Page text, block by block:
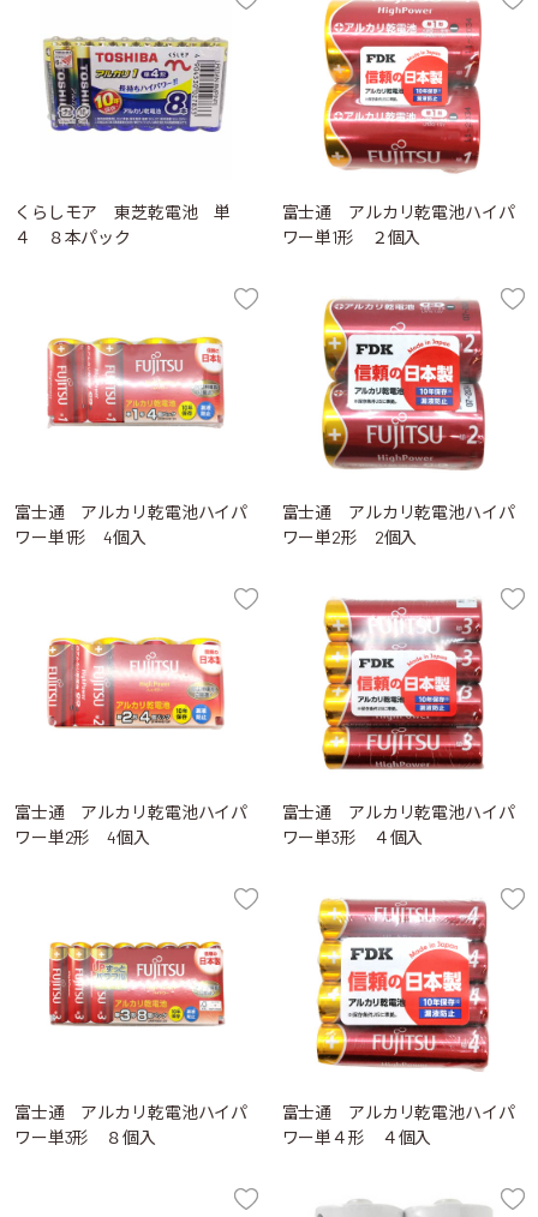
くらしモア 東芝乾電池 単
４ ８本パック
富士通 アルカリ乾電池ハイパ
ワー単1形 ２個入
富士通 アルカリ乾電池ハイパ
ワー単1形 4個入
富士通 アルカリ乾電池ハイパ
ワー単2形 2個入
富士通 アルカリ乾電池ハイパ
ワー単2形 4個入
富士通 アルカリ乾電池ハイパ
ワー単3形 ４個入
富士通 アルカリ乾電池ハイパ
ワー単3形 ８個入
富士通 アルカリ乾電池ハイパ
ワー単４形 ４個入